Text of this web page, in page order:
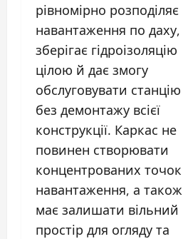
рівномірно розподіляє
навантаження по даху,
зберігає гідроізоляцію
цілою й дає змогу
обслуговувати станцію
без демонтажу всієї
конструкції. Каркас не
повинен створювати
концентрованих точок
навантаження, а також
має залишати вільний
простір для огляду та